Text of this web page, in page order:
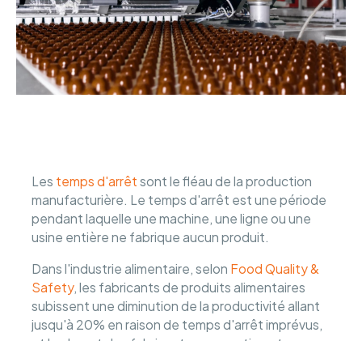
Les temps d'arrêt sont le fléau de la production
manufacturière. Le temps d'arrêt est une période
pendant laquelle une machine, une ligne ou une
usine entière ne fabrique aucun produit.
Dans l'industrie alimentaire, selon Food Quality &
Safety, les fabricants de produits alimentaires
subissent une diminution de la productivité allant
jusqu'à 20% en raison de temps d'arrêt imprévus,